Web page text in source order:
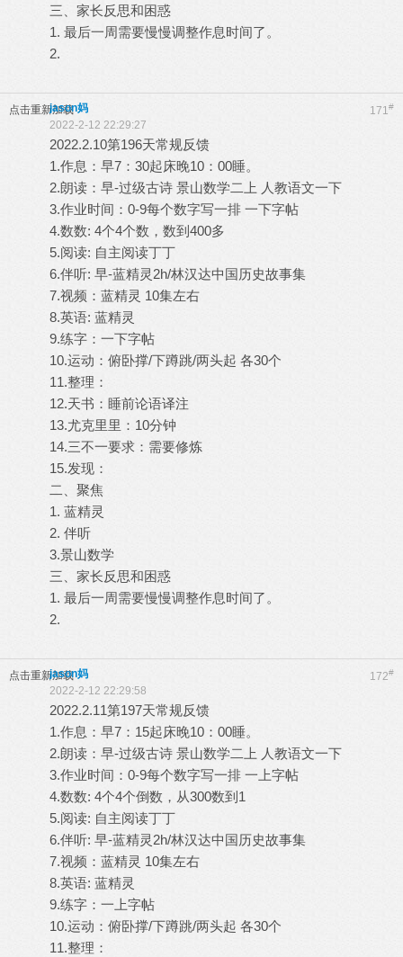
三、家长反思和困惑
1. 最后一周需要慢慢调整作息时间了。
2.
点击重新加载 171#
jason妈
2022-2-12 22:29:27
2022.2.10第196天常规反馈
1.作息：早7：30起床晚10：00睡。
2.朗读：早-过级古诗 景山数学二上 人教语文一下
3.作业时间：0-9每个数字写一排 一下字帖
4.数数: 4个4个数，数到400多
5.阅读: 自主阅读丁丁
6.伴听: 早-蓝精灵2h/林汉达中国历史故事集
7.视频：蓝精灵 10集左右
8.英语: 蓝精灵
9.练字：一下字帖
10.运动：俯卧撑/下蹲跳/两头起 各30个
11.整理：
12.天书：睡前论语译注
13.尤克里里：10分钟
14.三不一要求：需要修炼
15.发现：
二、聚焦
1. 蓝精灵
2. 伴听
3.景山数学
三、家长反思和困惑
1. 最后一周需要慢慢调整作息时间了。
2.
点击重新加载 172#
jason妈
2022-2-12 22:29:58
2022.2.11第197天常规反馈
1.作息：早7：15起床晚10：00睡。
2.朗读：早-过级古诗 景山数学二上 人教语文一下
3.作业时间：0-9每个数字写一排 一上字帖
4.数数: 4个4个倒数，从300数到1
5.阅读: 自主阅读丁丁
6.伴听: 早-蓝精灵2h/林汉达中国历史故事集
7.视频：蓝精灵 10集左右
8.英语: 蓝精灵
9.练字：一上字帖
10.运动：俯卧撑/下蹲跳/两头起 各30个
11.整理：